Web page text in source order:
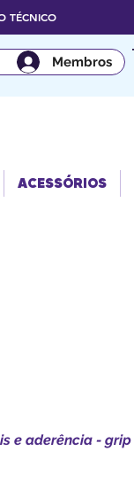
Membros
ACESSÓRIOS
e aderência - grip